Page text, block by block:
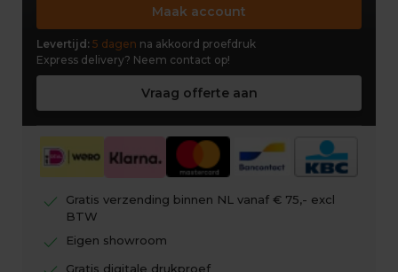
Maak account
Levertijd: 5 dagen na akkoord proefdruk
Express delivery? Neem contact op!
Vraag offerte aan
check
Gratis verzending binnen NL vanaf € 75,- excl
BTW
check Eigen showroom
Gratis digitale drukproef